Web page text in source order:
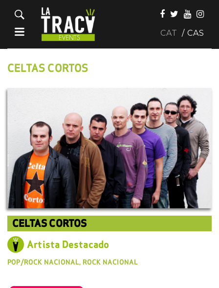
CAT CAS
CELTAS CORTOS
CELTAS CORTOS
Artista Destacado
POP/ROCK NACIONAL, ROCK NACIONAL